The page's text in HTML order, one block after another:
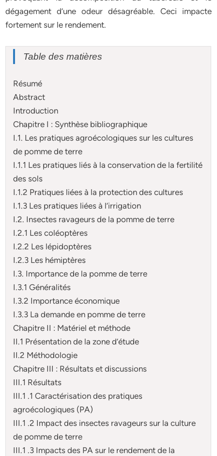
dégagement d’une odeur désagréable. Ceci impacte
fortement sur le rendement.
Table des matières
Résumé
Abstract
Introduction
Chapitre I : Synthèse bibliographique
I.1. Les pratiques agroécologiques sur les cultures
de pomme de terre
I.1.1 Les pratiques liés à la conservation de la fertilité
des sols
I.1.2 Pratiques liées à la protection des cultures
I.1.3 Les pratiques liées à l’irrigation
I.2. Insectes ravageurs de la pomme de terre
I.2.1 Les coléoptères
I.2.2 Les lépidoptères
I.2.3 Les hémiptères
I.3. Importance de la pomme de terre
I.3.1 Généralités
I.3.2 Importance économique
I.3.3 La demande en pomme de terre
Chapitre II : Matériel et méthode
II.1 Présentation de la zone d’étude
II.2 Méthodologie
Chapitre III : Résultats et discussions
III.1 Résultats
III.1 .1 Caractérisation des pratiques
agroécologiques (PA)
III.1 .2 Impact des insectes ravageurs sur la culture
de pomme de terre
III.1 .3 Impacts des PA sur le rendement de la